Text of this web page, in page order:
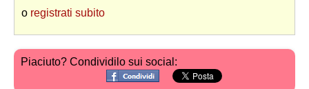
o registrati subito
Piaciuto? Condividilo sui social: